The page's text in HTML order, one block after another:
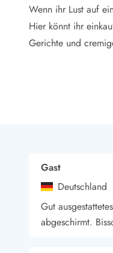
We love people
Finde Bernstein am Strand
Indoorspielländer in
Zoos und Tierparks in
Freizeitparks in Dänemark
Wenn ihr Lust auf
Hier könnt ihr
Gerichte und
Gast
Deutschland
Gut
abgeschirmt.